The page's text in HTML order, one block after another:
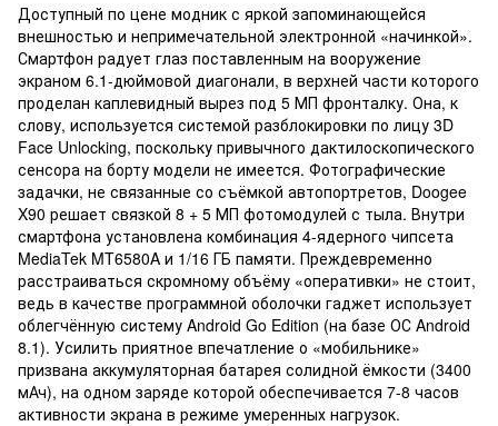
Доступный по цене модник с яркой запоминающейся
внешностью и непримечательной электронной «начинкой».
Смартфон радует глаз поставленным на вооружение
экраном 6.1-дюймовой диагонали, в верхней части которого
проделан каплевидный вырез под 5 МП фронталку. Она, к
слову, используется системой разблокировки по лицу 3D
Face Unlocking, поскольку привычного дактилоскопического
сенсора на борту модели не имеется. Фотографические
задачки, не связанные со съёмкой автопортретов, Doogee
X90 решает связкой 8 + 5 МП фотомодулей с тыла. Внутри
смартфона установлена комбинация 4-ядерного чипсета
MediaTek MT6580A и 1/16 ГБ памяти. Преждевременно
расстраиваться скромному объёму «оперативки» не стоит,
ведь в качестве программной оболочки гаджет использует
облегчённую систему Android Go Edition (на базе ОС Android
8.1). Усилить приятное впечатление о «мобильнике»
призвана аккумуляторная батарея солидной ёмкости (3400
мАч), на одном заряде которой обеспечивается 7-8 часов
активности экрана в режиме умеренных нагрузок.